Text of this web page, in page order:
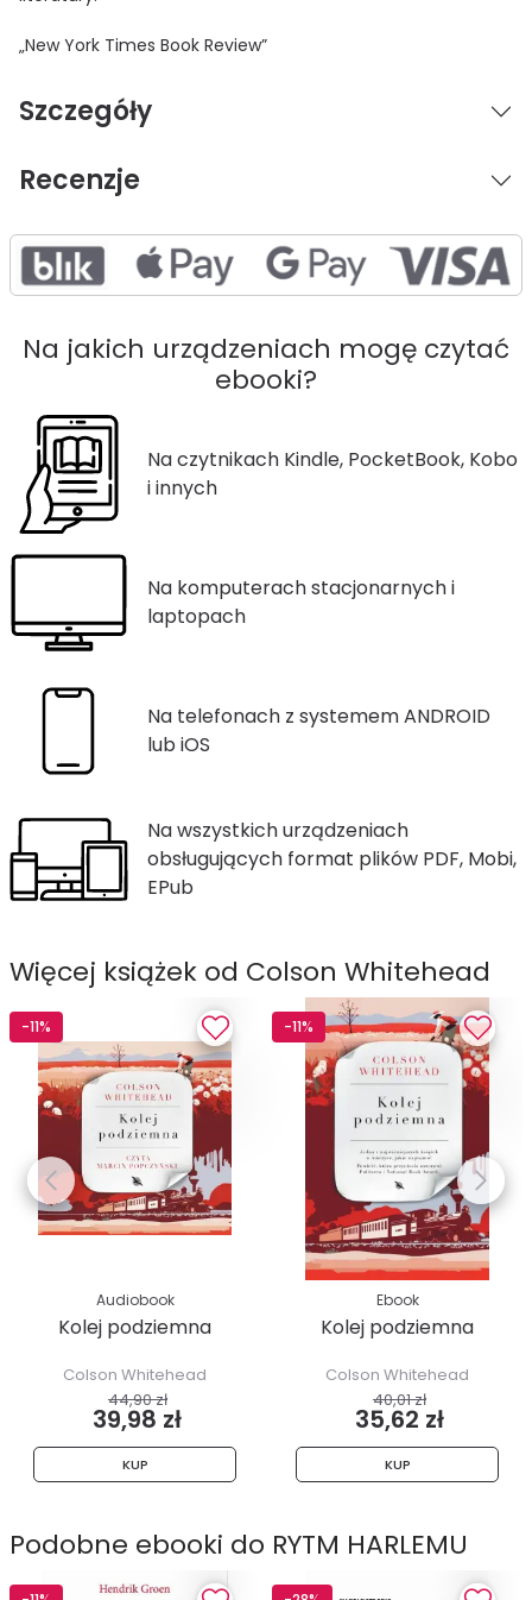
„New York Times Book Review”
Szczegóły
Recenzje
Na jakich urządzeniach mogę czytać
ebooki?
Na czytnikach Kindle, PocketBook, Kobo
i innych
Na komputerach stacjonarnych i
laptopach
Na telefonach z systemem ANDROID
lub iOS
Na wszystkich urządzeniach
obsługujących format plików PDF, Mobi,
EPub
Więcej książek od Colson Whitehead
-11%
Audiobook
Kolej podziemna
Colson Whitehead
44,90 zł
39,98 zł
KUP
-11%
Ebook
Kolej podziemna
Colson Whitehead
40,01 zł
35,62 zł
KUP
Podobne ebooki do RYTM HARLEMU